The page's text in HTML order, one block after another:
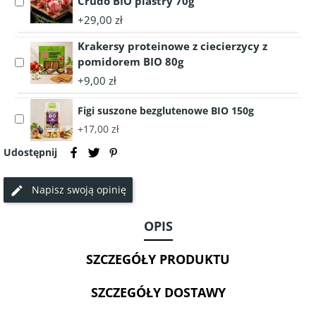
150g
Bresaola
plastry
70g
accessory
szynka
dojrzewająca
Prosciutto
plastry
70g
+29,00 zł
Select
accessory
proteinowe
ciecierzycy
z
BIO
80g
Krakersy proteinowe z ciecierzycy z
pomidorem BIO 80g
+9,00 zł
Select
accessory
Figi
bezglutenowe
BIO
150g
Figi suszone bezglutenowe BIO 150g
+17,00 zł
Udostępnij
Napisz swoją opinię
OPIS
SZCZEGÓŁY PRODUKTU
SZCZEGÓŁY DOSTAWY